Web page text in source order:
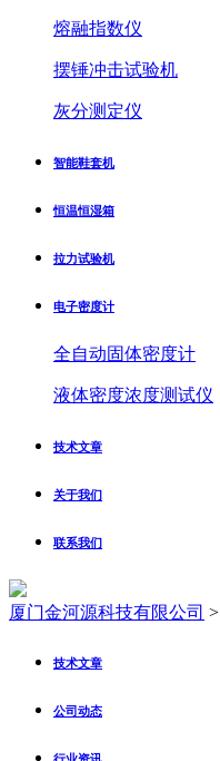
熔融指数仪
摆锤冲击试验机
灰分测定仪
智能鞋套机
恒温恒湿箱
拉力试验机
电子密度计
全自动固体密度计
液体密度浓度测试仪
技术文章
关于我们
联系我们
厦门金河源科技有限公司 >
技术文章
公司动态